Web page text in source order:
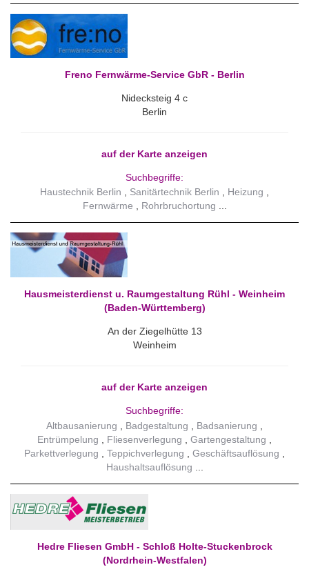
Freno Fernwärme-Service GbR - Berlin
Nidecksteig 4 c
Berlin
auf der Karte anzeigen
Suchbegriffe:
Haustechnik Berlin
Sanitärtechnik Berlin
Heizung
Fernwärme
Rohrbruchortung
Hausmeisterdienst u. Raumgestaltung Rühl - Weinheim
(Baden-Württemberg)
An der Ziegelhütte 13
Weinheim
auf der Karte anzeigen
Suchbegriffe:
Altbausanierung
Badgestaltung
Badsanierung
Entrümpelung
Fliesenverlegung
Gartengestaltung
Parkettverlegung
Teppichverlegung
Geschäftsauflösung
Haushaltsauflösung
Hedre Fliesen GmbH - Schloß Holte-Stuckenbrock
(Nordrhein-Westfalen)